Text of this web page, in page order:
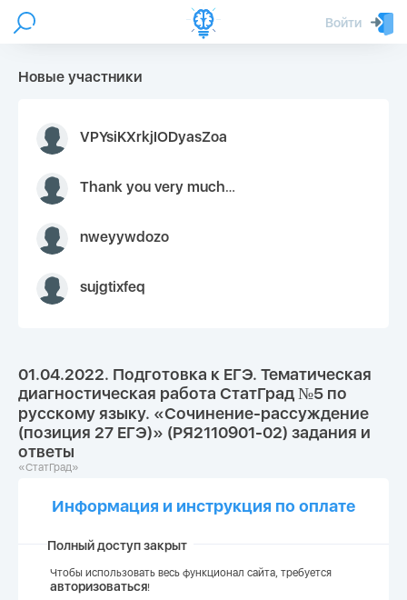
Войти
Новые участники
VPYsiKXrkjIODyasZoa
Thank you very much for your inquiry We appreciate you 9126052 https://youtube.com faceapple !
nweyywdozo
sujgtixfeq
01.04.2022. Подготовка к ЕГЭ. Тематическая
диагностическая работа СтатГрад №5 по
русскому языку. «Сочинение-рассуждение
(позиция 27 ЕГЭ)» (РЯ2110901-02) задания и
ответы
«СтатГрад»
Информация и инструкция по оплате
Полный доступ закрыт
Чтобы использовать весь функционал сайта, требуется
авторизоваться!